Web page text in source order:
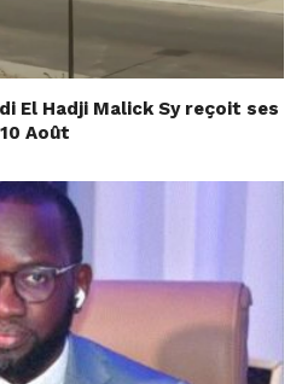
El Hadji Malick Sy reçoit ses
Août